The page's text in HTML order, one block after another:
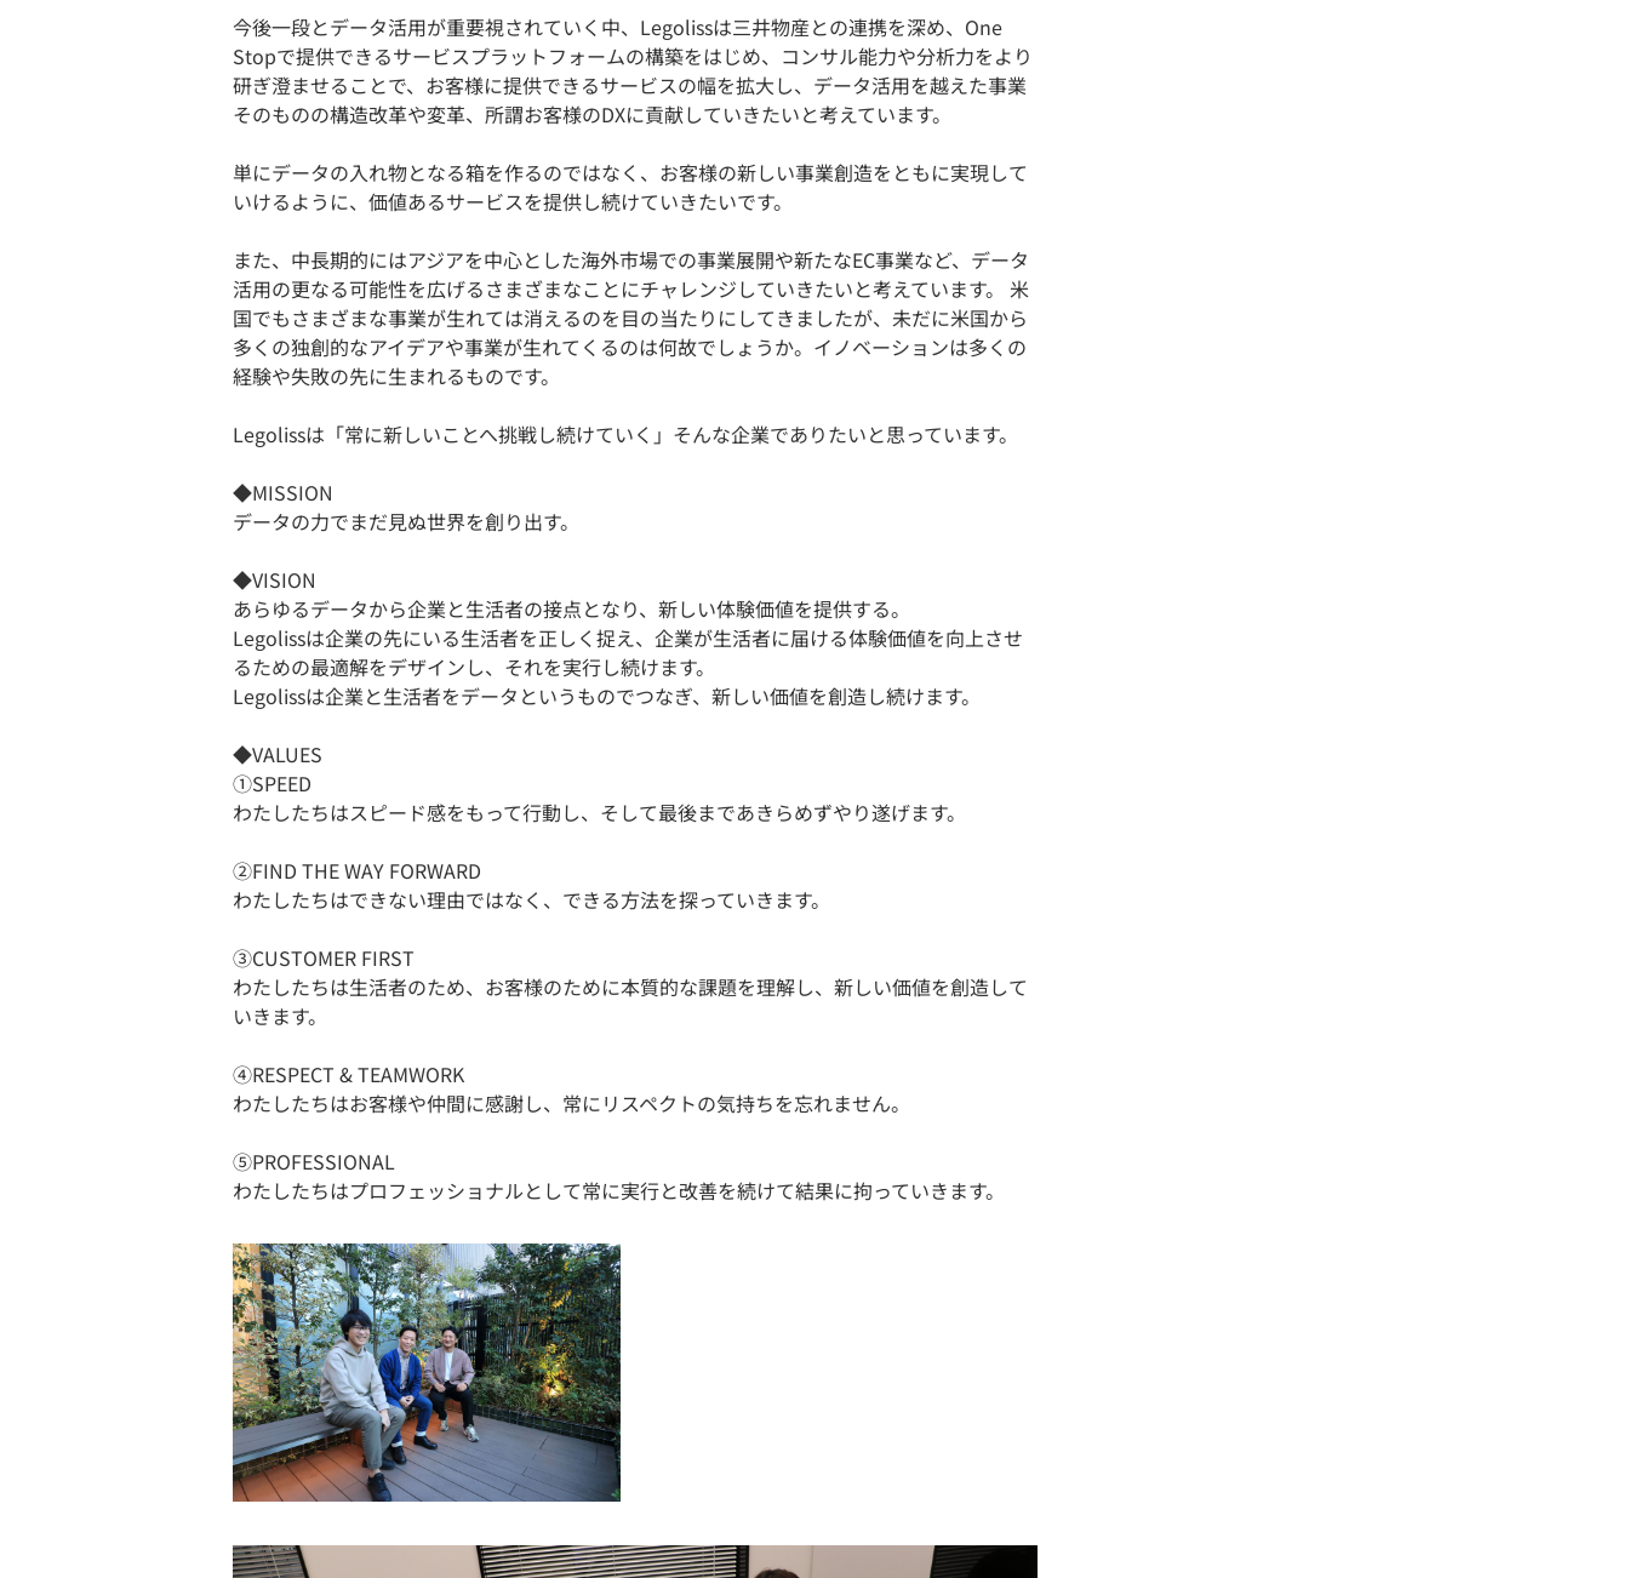
今後一段とデータ活用が重要視されていく中、Legolissは三井物産との連携を深め、One
Stopで提供できるサービスプラットフォームの構築をはじめ、コンサル能力や分析力をより
研ぎ澄ませることで、お客様に提供できるサービスの幅を拡大し、データ活用を越えた事業
そのものの構造改革や変革、所謂お客様のDXに貢献していきたいと考えています。
単にデータの入れ物となる箱を作るのではなく、お客様の新しい事業創造をともに実現して
いけるように、価値あるサービスを提供し続けていきたいです。
また、中長期的にはアジアを中心とした海外市場での事業展開や新たなEC事業など、データ
活用の更なる可能性を広げるさまざまなことにチャレンジしていきたいと考えています。 米
国でもさまざまな事業が生れては消えるのを目の当たりにしてきましたが、未だに米国から
多くの独創的なアイデアや事業が生れてくるのは何故でしょうか。イノベーションは多くの
経験や失敗の先に生まれるものです。
Legolissは「常に新しいことへ挑戦し続けていく」そんな企業でありたいと思っています。
◆MISSION
データの力でまだ見ぬ世界を創り出す。
◆VISION
あらゆるデータから企業と生活者の接点となり、新しい体験価値を提供する。
Legolissは企業の先にいる生活者を正しく捉え、企業が生活者に届ける体験価値を向上させ
るための最適解をデザインし、それを実行し続けます。
Legolissは企業と生活者をデータというものでつなぎ、新しい価値を創造し続けます。
◆VALUES
①SPEED
わたしたちはスピード感をもって行動し、そして最後まであきらめずやり遂げます。
②FIND THE WAY FORWARD
わたしたちはできない理由ではなく、できる方法を探っていきます。
③CUSTOMER FIRST
わたしたちは生活者のため、お客様のために本質的な課題を理解し、新しい価値を創造して
いきます。
④RESPECT & TEAMWORK
わたしたちはお客様や仲間に感謝し、常にリスペクトの気持ちを忘れません。
⑤PROFESSIONAL
わたしたちはプロフェッショナルとして常に実行と改善を続けて結果に拘っていきます。